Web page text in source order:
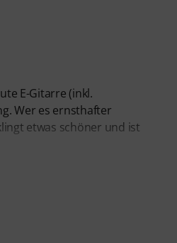
E-Gitarre (inkl.
Wer es ernsthafter
etwas schöner und ist